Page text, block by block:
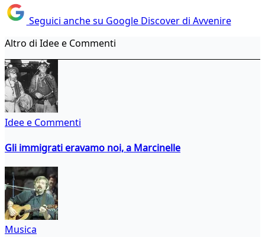
Seguici anche su Google Discover di Avvenire
Altro di Idee e Commenti
Idee e Commenti
Gli immigrati eravamo noi, a Marcinelle
Musica